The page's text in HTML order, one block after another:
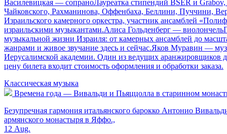
Василевицкая — сопраноЛауреатка стипендий BSER и
Чайковского, Рахманинова, Оффенбаха, Беллини, Пуччини,
Израильского камерного оркестра, участник ансамблей
израильскими музыкантами.Алиса Гольденберг —
музыкальной жизни Израиля: от камерных ансамблей до
жанрами и живое звучание здесь и сейчас.Яков Муравин —
Иерусалимской академии. Один из ведущих аранжировщиков
цену билета входит стоимость оформления и обработки заказа.
Классическая музыка
Времена года — Вивальди и Пьяццолла в старинном
Безупречная гармония итальянского барокко Антонио
армянского монастыря в Яффо.,
12 Aug.